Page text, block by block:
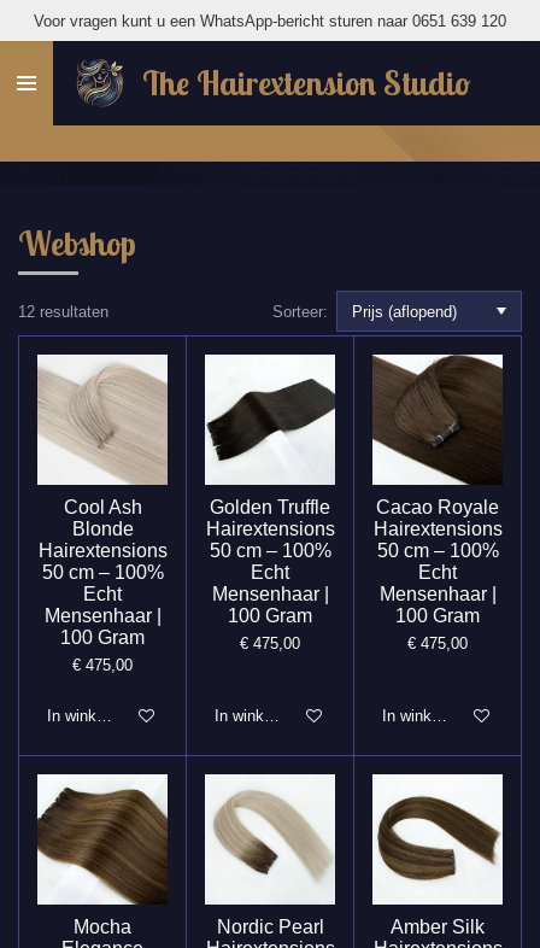
naar
hoofdinhoud
The Hairextension Studio
Voor vragen kunt u een WhatsApp-bericht sturen naar 0651 639 120
Webshop
12 resultaten Sorteer:
Cool Ash
Blonde
Hairextensions
50 cm – 100%
Echt
Mensenhaar |
100 Gram
€ 475,00
In winkelwagen
Golden Truffle
Hairextensions
50 cm – 100%
Echt
Mensenhaar |
100 Gram
€ 475,00
In winkelwagen
Cacao Royale
Hairextensions
50 cm – 100%
Echt
Mensenhaar |
100 Gram
€ 475,00
In winkelwagen
Mocha
Nordic Pearl
Amber Silk